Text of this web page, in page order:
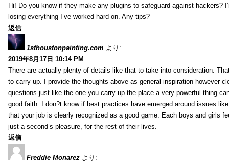
Hi! Do you know if they make any plugins to safeguard against hackers?
losing everything I’ve worked hard on. Any tips?
返信
1sthoustonpainting.com より:
2019年8月17日 10:14 PM
There are actually plenty of details like that to take into consideration.
to carry up. I provide the thoughts above as general inspiration however
questions just like the one you carry up the place a very powerful thing
good faith. I don?t know if best practices have emerged around issues
that your job is clearly recognized as a good game. Each boys and girls
just a second’s pleasure, for the rest of their lives.
返信
Freddie Monarez より: